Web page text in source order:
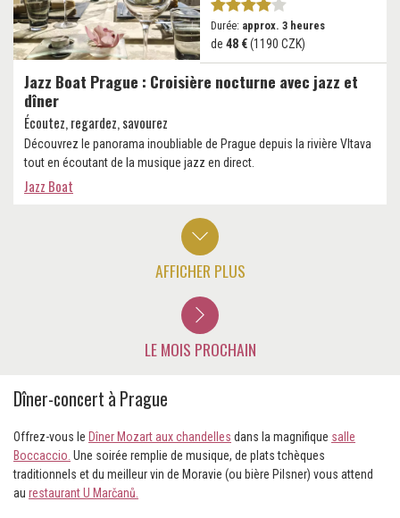
Jazz Boat Prague : Croisière nocturne avec jazz et
dîner
Écoutez, regardez, savourez
Découvrez le panorama inoubliable de Prague depuis la rivière Vltava
tout en écoutant de la musique jazz en direct.
Jazz Boat
Durée: approx. 3 heures
de 48 €(1190 CZK)
AFFICHER PLUS
LE MOIS PROCHAIN
Dîner-concert à Prague
Offrez-vous le Dîner Mozart aux chandelles dans la magnifique salle
Boccaccio. Une soirée remplie de musique, de plats tchèques
traditionnels et du meilleur vin de Moravie (ou bière Pilsner) vous attend
au restaurant U Marčanů.